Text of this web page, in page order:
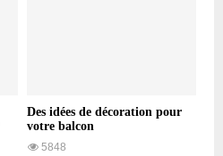
Des idées de décoration pour
votre balcon
5848